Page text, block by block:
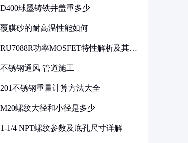
D400球墨铸铁井盖重多少
覆膜砂的耐高温性能如何
RU7088R功率MOSFET特性解析及其在
不锈钢通风 管道施工
201不锈钢重量计算方法大全
M20螺纹大径和小径是多少
1-1/4 NPT螺纹参数及底孔尺寸详解